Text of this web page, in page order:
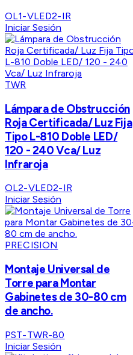
OL1-VLED2-IR
Iniciar Sesión
TWR
Lámpara de Obstrucción
Roja Certificada/ Luz Fija
Tipo L-810 Doble LED/
120 - 240 Vca/ Luz
Infraroja
OL2-VLED2-IR
Iniciar Sesión
PRECISION
Montaje Universal de
Torre para Montar
Gabinetes de 30-80 cm
de ancho.
PST-TWR-80
Iniciar Sesión